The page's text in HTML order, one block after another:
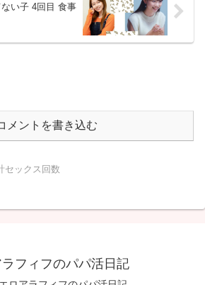
い子 4回目 食事
メントを書き込む
セックス回数
フィフのパパ活日記